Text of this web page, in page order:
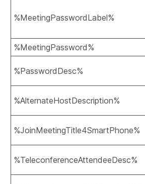
%MeetingPasswordLabel%
%MeetingPassword%
%PasswordDesc%
%AlternateHostDescription%
%JoinMeetingTitle4SmartPhone%
%TeleconferenceAttendeeDesc%